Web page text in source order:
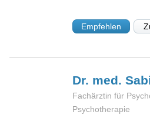
Empfehlen
Dr. med.
Fachärztin für
Psychotherapie